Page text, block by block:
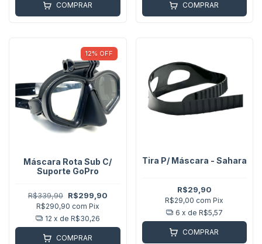
COMPRAR COMPRAR
12% OFF
Máscara Rota Sub C/
Suporte GoPro
R$339,90 R$299,90
R$290,90 com Pix
12 x de R$30,26
COMPRAR
Tira P/ Máscara - Sahara
R$29,90
R$29,00 com Pix
6 x de R$5,57
COMPRAR